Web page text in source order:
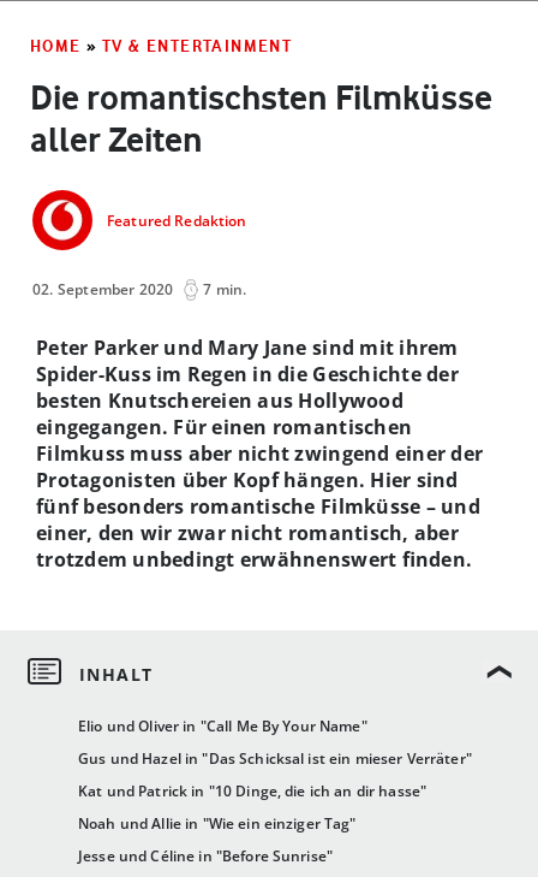
HOME » TV & ENTERTAINMENT
Die romantischsten Filmküsse
aller Zeiten
Featured Redaktion
02. September 2020 7 min.
Elio und Oliver in "Call Me By Your Name"
Gus und Hazel in "Das Schicksal ist ein mieser Verräter"
Kat und Patrick in "10 Dinge, die ich an dir hasse"
Noah und Allie in "Wie ein einziger Tag"
Jesse und Céline in "Before Sunrise"
Peter Parker und Mary Jane sind mit ihrem
Spider-Kuss im Regen in die Geschichte der
besten Knutschereien aus Hollywood
eingegangen. Für einen romantischen
Filmkuss muss aber nicht zwingend einer der
Protagonisten über Kopf hängen. Hier sind
fünf besonders romantische Filmküsse – und
einer, den wir zwar nicht romantisch, aber
trotzdem unbedingt erwähnenswert finden.